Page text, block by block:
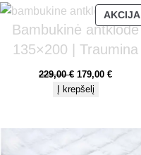
AKCIJA
Bambukinė antklodė
135×200 | Traumina
229,00€ 179,00 €
Į krepšelį